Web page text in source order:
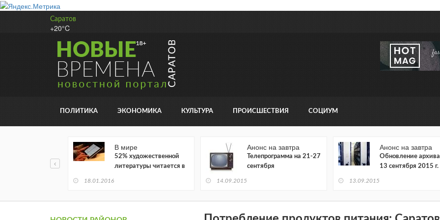
Саратов
+20°C
ПОЛИТИКА ЭКОНОМИКА КУЛЬТУРА ПРОИСШЕСТВИЯ СОЦИУМ
В мире
52% художественной
литературы читается в
18.01.2016
Анонс на завтра
Телепрограмма на 21-27
сентября
14.09.2015
Анонс на завтра
Обновление архива
13 сентября 2015 г.
13.09.2015